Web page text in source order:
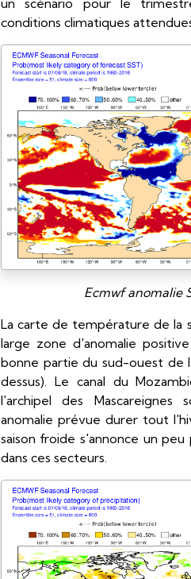
conditions climatiques
Ecmwf anomalie
La carte de température de la
large zone d'anomalie
bonne partie du sud-ouest de
dessus). Le canal du
l'archipel des
anomalie prévue durer tout
saison froide s'annonce un peu
dans ces secteurs.